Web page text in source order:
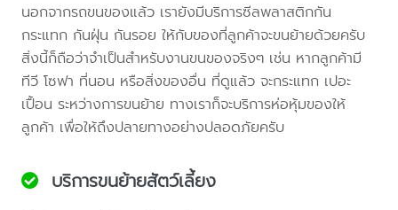
นอกจากรถขนของแล้ว เรายังมีบริการซีลพลาสติกกัน
กระแทก กันฝุ่น กันรอย ให้กับของที่ลูกค้าจะขนย้ายด้วยครับ
สิ่งนี้ก็ถือว่าจำเป็นสำหรับงานขนของจริงๆ เช่น หากลูกค้ามี
ทีวี โซฟา ที่นอน หรือสิ่งของอื่น ที่ดูแล้ว จะกระแทก เปอะ
เปื้อน ระหว่างการขนย้าย ทางเราก็จะบริการห่อหุ้มของให้
ลูกค้า เพื่อให้ถึงปลายทางอย่างปลอดภัยครับ
บริการขนย้ายสัตว์เลี้ยง